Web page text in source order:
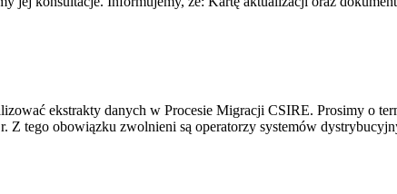
ekstrakty danych w Procesie Migracji CSIRE. Prosimy o
Z tego obowiązku zwolnieni są operatorzy systemów